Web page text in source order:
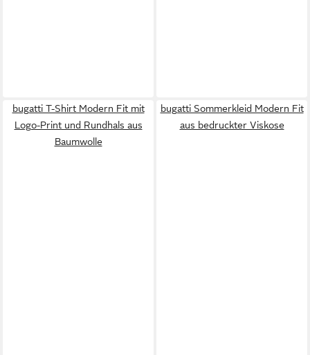
bugatti T-Shirt Modern Fit mit
Logo-Print und Rundhals aus
Baumwolle
bugatti Sommerkleid Modern Fit
aus bedruckter Viskose